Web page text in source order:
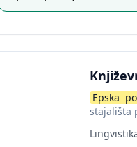
Epska
stajališta